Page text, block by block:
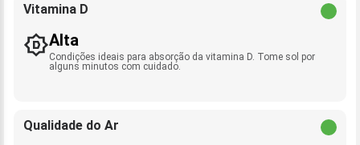
Vitamina D
Alta
Condições ideais para absorção da vitamina D. Tome sol por
alguns minutos com cuidado.
Qualidade do Ar